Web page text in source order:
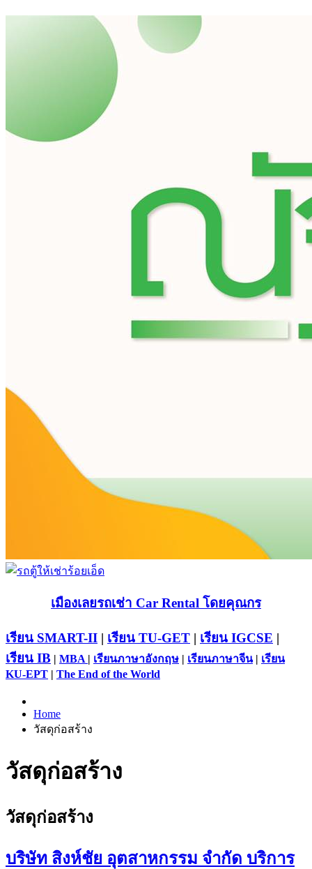
เมืองเลยรถเช่า Car Rental โดยคุณกร
เรียน SMART-II | เรียน TU-GET | เรียน IGCSE |
เรียน IB | MBA | เรียนภาษาอังกฤษ | เรียนภาษาจีน| เรียน
KU-EPT | The End of the World
Home
วัสดุก่อสร้าง
วัสดุก่อสร้าง
วัสดุก่อสร้าง
บริษัท สิงห์ชัย อุตสาหกรรม จำกัด บริการ